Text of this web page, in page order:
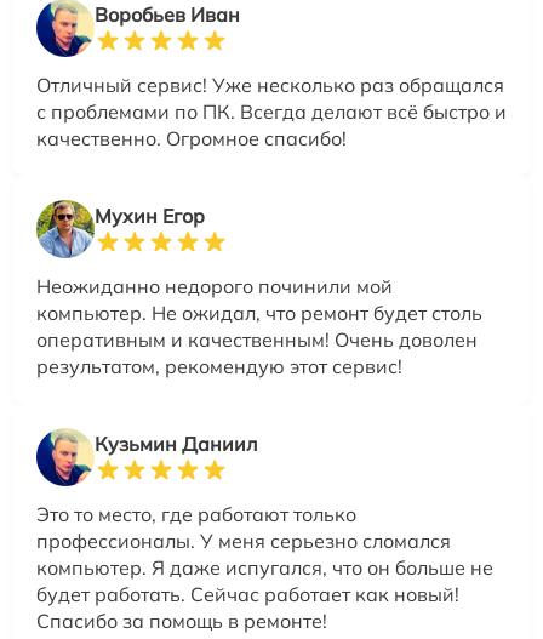
Воробьев Иван
Отличный сервис! Уже несколько раз обращался
с проблемами по ПК. Всегда делают всё быстро и
качественно. Огромное спасибо!
Мухин Егор
Неожиданно недорого починили мой
компьютер. Не ожидал, что ремонт будет столь
оперативным и качественным! Очень доволен
результатом, рекомендую этот сервис!
Кузьмин Даниил
Это то место, где работают только
профессионалы. У меня серьезно сломался
компьютер. Я даже испугался, что он больше не
будет работать. Сейчас работает как новый!
Спасибо за помощь в ремонте!